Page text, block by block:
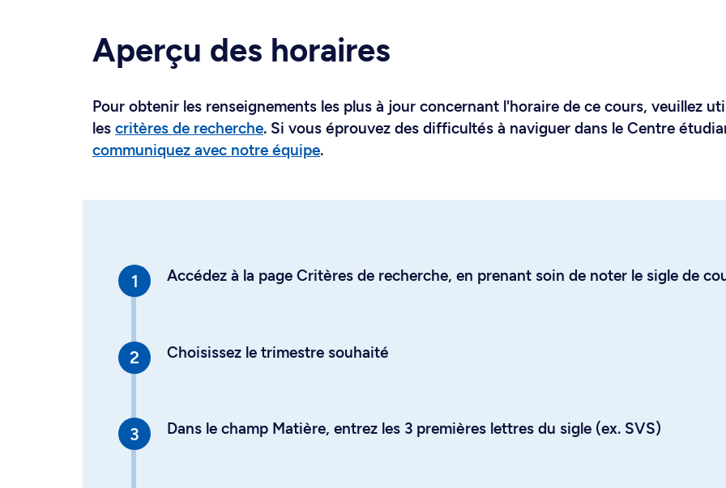
Aperçu des horaires
Pour obtenir les renseignements les plus à jour concernant l'horaire de ce cours, veuillez
les critères de recherche. Si vous éprouvez des difficultés à naviguer dans le Centre
communiquez avec notre équipe.
Accédez à la page Critères de recherche, en prenant soin de noter le sigle de
Choisissez le trimestre souhaité
Dans le champ Matière, entrez les 3 premières lettres du sigle (ex. SVS)